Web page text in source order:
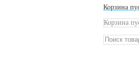
Корзина
Корзина